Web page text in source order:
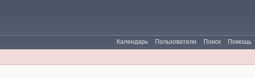
Помощь
Поиск
Пользователи
Календарь